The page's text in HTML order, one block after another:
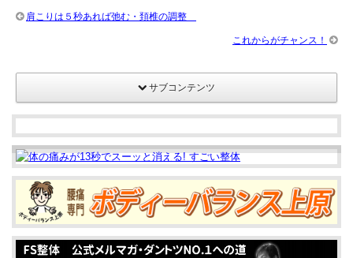
性
に
き
る
頚
椎
の
調
肩こりは５秒あれば弛む・頚椎の調整
これからがチャンス！
サブコンテンツ